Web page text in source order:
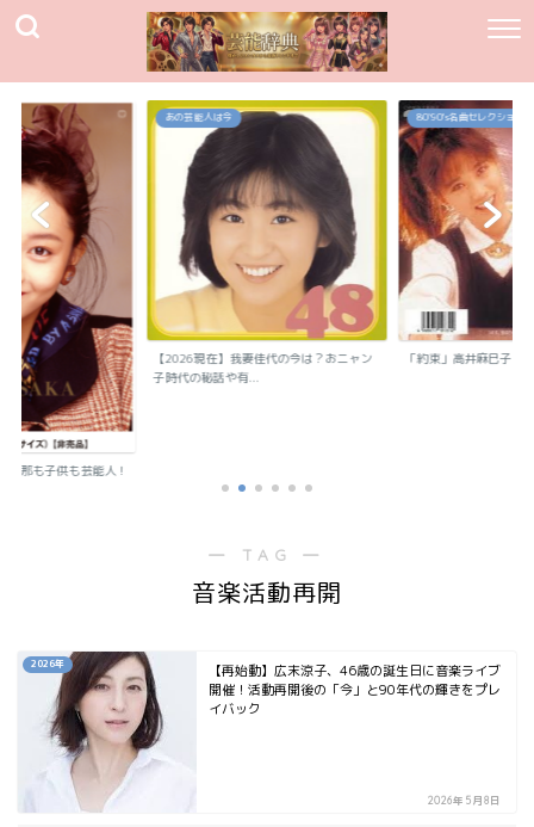
旦那も子供も芸能人！
あの芸能人は今
【2026現在】我妻佳代の今は？おニャン
子時代の秘話や有...
80`90's名曲セレクション
「約束」高井麻巳子
― TAG ―
音楽活動再開
2026年
【再始動】広末涼子、46歳の誕生日に音楽ライブ
開催！活動再開後の「今」と90年代の輝きをプレ
イバック
2026年5月8日